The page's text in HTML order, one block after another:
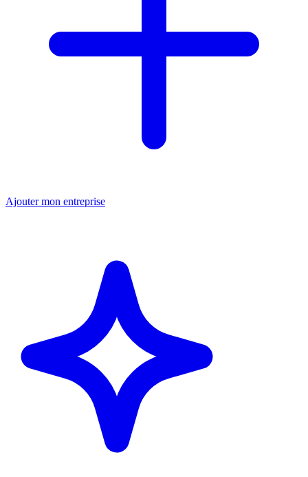
Ajouter mon entreprise